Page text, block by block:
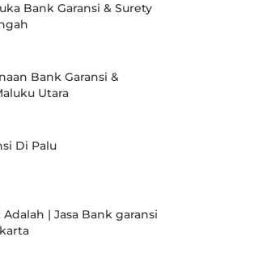
Bank Garansi & Surety
Bank Garansi &
Utara
Di Palu
| Jasa Bank garansi